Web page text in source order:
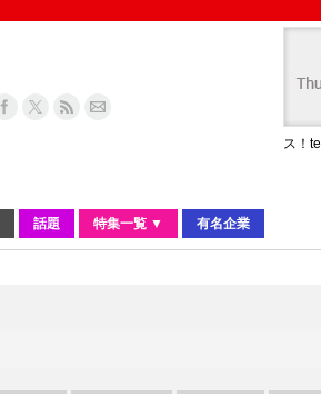
ス！
話題 特集一覧 ▼ 有名企業